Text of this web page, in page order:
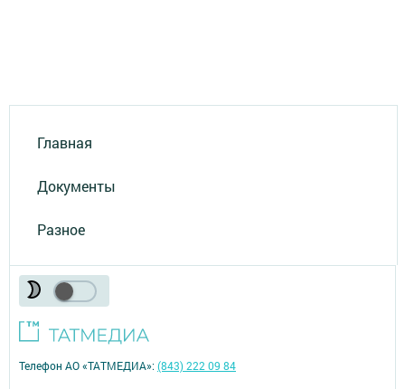
Главная
Документы
Разное
Телефон АО «ТАТМЕДИА»:(843) 222 09 84